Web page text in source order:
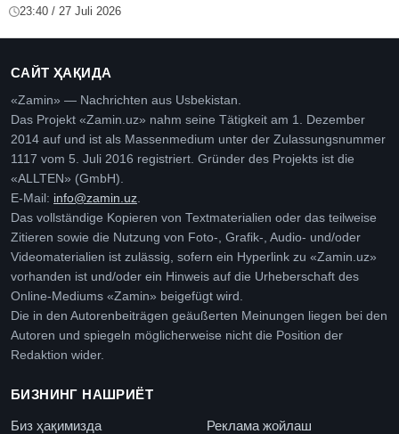
23:40 / 27 Juli 2026
САЙТ ҲАҚИДА
«Zamin» — Nachrichten aus Usbekistan.
Das Projekt «Zamin.uz» nahm seine Tätigkeit am 1. Dezember
2014 auf und ist als Massenmedium unter der Zulassungsnummer
1117 vom 5. Juli 2016 registriert. Gründer des Projekts ist die
«ALLTEN» (GmbH).
E-Mail: info@zamin.uz.
Das vollständige Kopieren von Textmaterialien oder das teilweise
Zitieren sowie die Nutzung von Foto-, Grafik-, Audio- und/oder
Videomaterialien ist zulässig, sofern ein Hyperlink zu «Zamin.uz»
vorhanden ist und/oder ein Hinweis auf die Urheberschaft des
Online-Mediums «Zamin» beigefügt wird.
Die in den Autorenbeiträgen geäußerten Meinungen liegen bei den
Autoren und spiegeln möglicherweise nicht die Position der
Redaktion wider.
БИЗНИНГ НАШРИЁТ
Биз ҳақимизда Реклама жойлаш